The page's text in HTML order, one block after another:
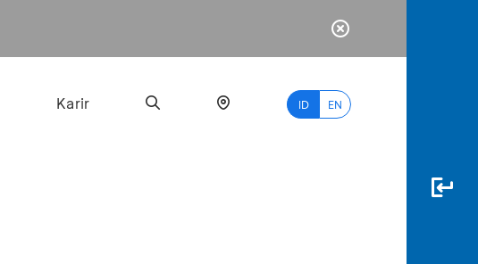
Karir ID EN